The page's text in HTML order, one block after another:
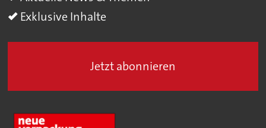
Exklusive Inhalte
Jetzt abonnieren